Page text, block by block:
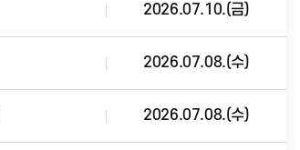
2026.07.10.(금)
2026.07.08.(수)
2026.07.08.(수)